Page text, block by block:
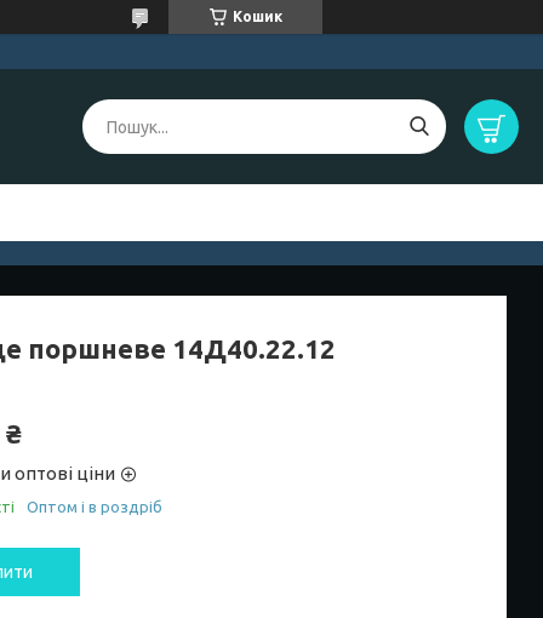
Кошик
поршневе 14Д40.22.12
₴
оптові ціни
Оптом і в роздріб